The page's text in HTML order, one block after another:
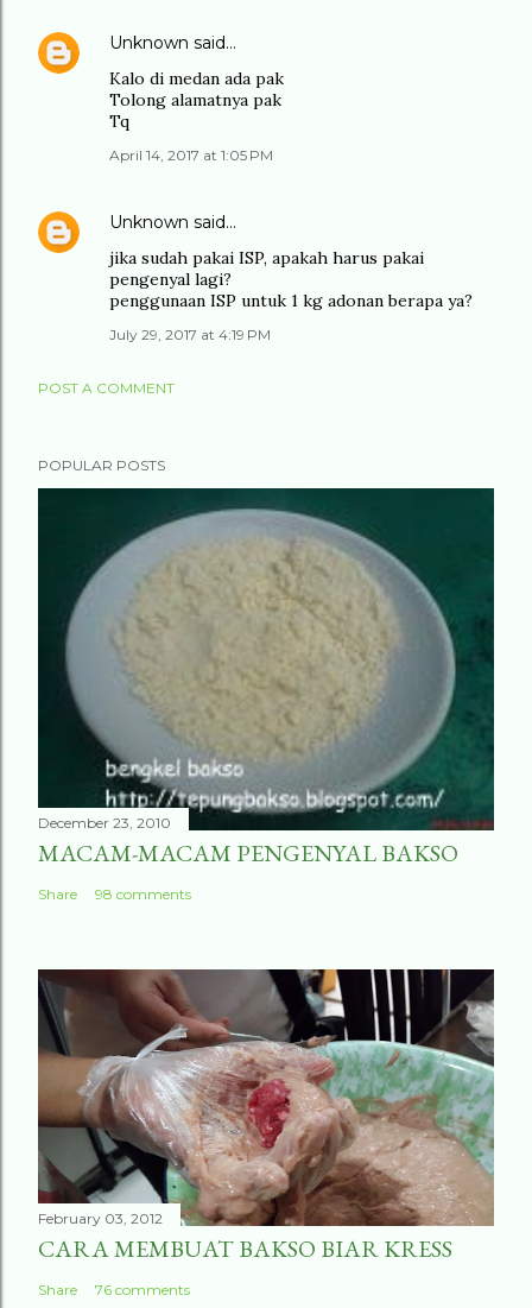
Unknown said…
Kalo di medan ada pak
Tolong alamatnya pak
Tq
April 14, 2017 at 1:05 PM
Unknown said…
jika sudah pakai ISP, apakah harus pakai
pengenyal lagi?
penggunaan ISP untuk 1 kg adonan berapa ya?
July 29, 2017 at 4:19 PM
POST A COMMENT
POPULAR POSTS
December 23, 2010
MACAM-MACAM PENGENYAL BAKSO
Share 98 comments
February 03, 2012
CARA MEMBUAT BAKSO BIAR KRESS
Share 76 comments